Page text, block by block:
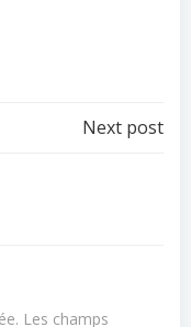
Next post
Les champs